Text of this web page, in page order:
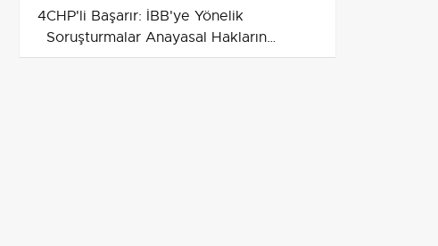
4CHP'li Başarır: İBB'ye Yönelik
Soruşturmalar Anayasal Hakların
İhlalidir